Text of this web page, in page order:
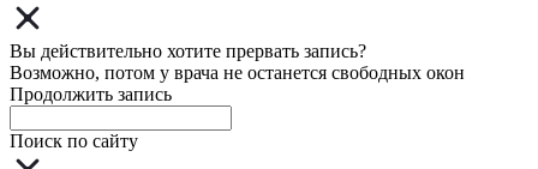
Вы действительно хотите прервать запись?
Возможно, потом у врача не останется свободных окон
Продолжить запись
Поиск по сайту